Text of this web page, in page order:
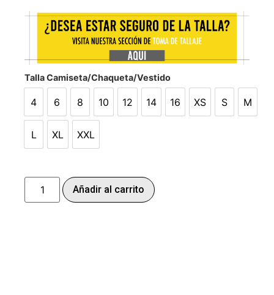
Talla Camiseta/Chaqueta/Vestido
4
4
6
6
8
8
10
10
12
12
14
14
16
16
XS
XS
S
S
M
M
L
L
XL
XL
XXL
XXL
Añadir al carrito